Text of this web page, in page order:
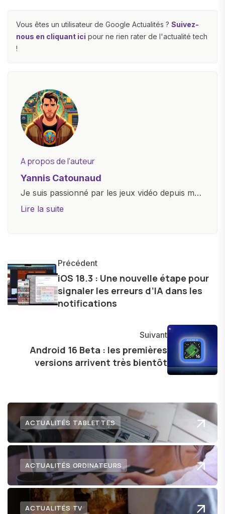
Vous êtes un utilisateur de Google Actualités ? Suivez-
nous en cliquant ici pour ne rien rater de l'actualité tech
!
A propos de l'auteur
Yannis Catounaud
Je suis passionné par les jeux vidéo depuis mon
plus jeune âge. Mon amour pour l'univers
et bien d'autres gadgets technologiques. Armé
d'une curiosité insatiable, j'aime dévoiler les
dernières tendances et innovations, partageant
avec enthousiasme mes découvertes avec la
l'exploration constante des frontières de la
technologie me permet de présenter aux
lecteurs un aperçu captivant de ce que le futur
Lire la suite
Précédent
iOS 18.3 : Une nouvelle étape pour
signaler les erreurs d’IA dans les
notifications
Suivant
Android 16 Beta : les premières
versions arrivent très bientôt
ACTUALITÉS TABLETTES
ACTUALITÉS ORDINATEURS
ACTUALITÉS TV